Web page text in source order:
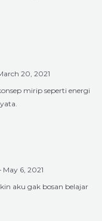
20, 2021
mirip seperti energi
May 6, 2021
aku gak bosan belajar